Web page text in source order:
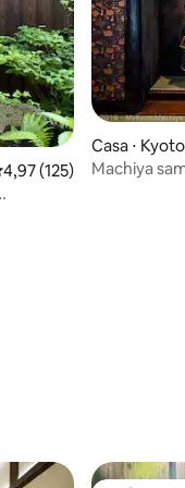
de uma avaliação
4,97 (125)
Casa ⋅ Kyoto
Machiya